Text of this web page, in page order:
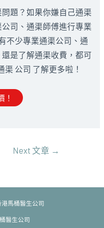
題？如果你嫌自己通渠
司、通渠師傅進行專業
不少專業通渠公司、通
是了解通渠收費，都可
公司 了解更多啦！
！
Next 文章 →
馬桶醫生公司
醫生公司